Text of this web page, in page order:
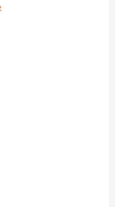
BigGame по
+7 (8442)